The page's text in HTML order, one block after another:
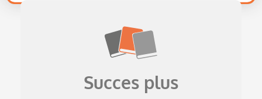
Succes plus